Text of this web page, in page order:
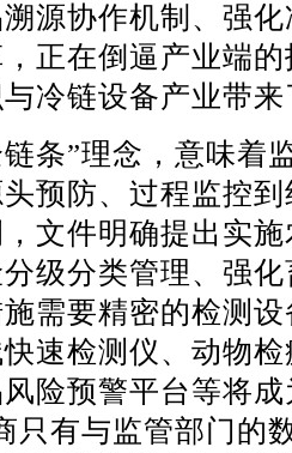
源协作机制、强
正在倒逼产业端
冷链设备产业带
链条”理念，意味着
预防、过程监控
文件明确提出实
级分类管理、强
需要精密的检测
速检测仪、动物
险预警平台等将
只有与监管部门的